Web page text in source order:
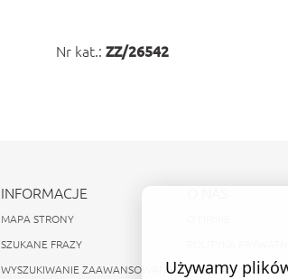
Nr kat.:ZZ/26542
INFORMACJE
MAPA STRONY
SZUKANE FRAZY
WYSZUKIWANIE ZAAWANSOWANE
REGULAMIN
Używamy